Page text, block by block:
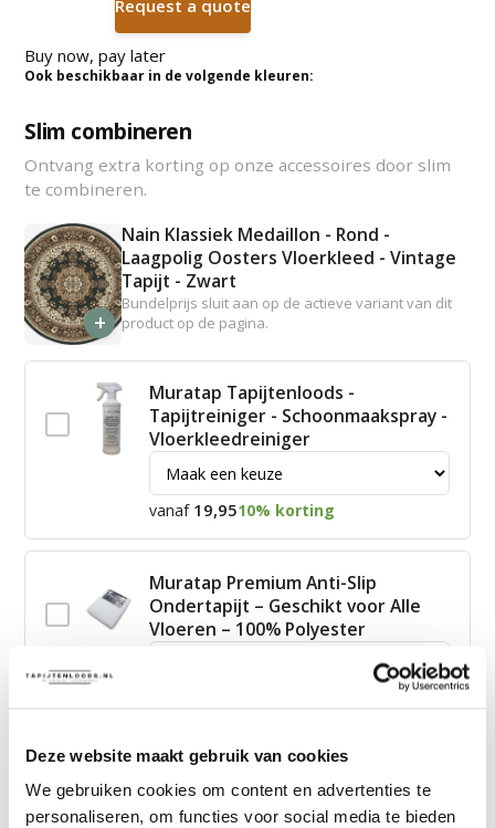
Deze website maakt gebruik van cookies
We gebruiken cookies om content en advertenties te
personaliseren, om functies voor social media te bieden
Request a quote
Buy now, pay later
Ook beschikbaar in de volgende kleuren:
Slim combineren
Ontvang extra korting op onze accessoires door slim
te combineren.
+
Nain Klassiek Medaillon - Rond -
Laagpolig Oosters Vloerkleed - Vintage
Tapijt - Zwart
Bundelprijs sluit aan op de actieve variant van dit
product op de pagina.
Muratap Tapijtenloods -
Tapijtreiniger - Schoonmaakspray -
Vloerkleedreiniger
vanaf 19,9510% korting
Muratap Premium Anti-Slip
Ondertapijt – Geschikt voor Alle
Vloeren – 100% Polyester
James Vloerkleed Schoonmaakset
| Complete Reinigingsset voor
Tapijt